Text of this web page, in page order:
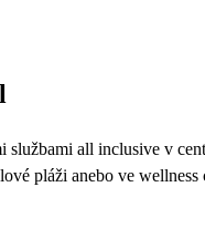
all inclusive v
pláži anebo ve